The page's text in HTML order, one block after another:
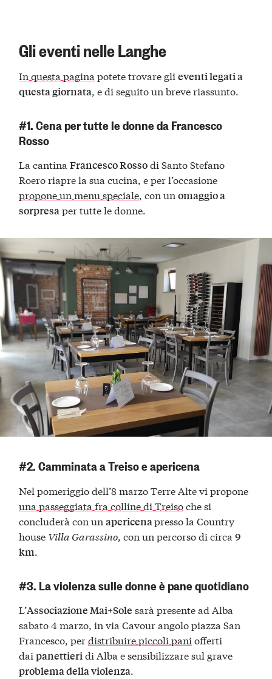
Gli eventi nelle Langhe
In questa pagina potete trovare glieventi legati a
questa giornata, e di seguito un breve riassunto.
#1. Cena per tutte le donne da Francesco
Rosso
La cantinaFrancesco Rossodi Santo Stefano
Roero riapre la sua cucina, e per l’occasione
propone un menu speciale, con unomaggio a
sorpresaper tutte le donne.
#2. Camminata a Treiso e apericena
Nel pomeriggio dell’8 marzo Terre Alte vi propone
una passeggiata fra colline di Treisoche si
concluderà con unapericenapresso la Country
house Villa Garassino , con un percorso di circa9
km
#3. La violenza sulle donne è pane quotidiano
L’Associazione Mai+Sole sarà presente ad Alba
sabato 4 marzo, in via Cavour angolo piazza San
Francesco, perdistribuire piccoli pani offerti
daipanettieridi Alba e sensibilizzare sul grave
problema della violenza.